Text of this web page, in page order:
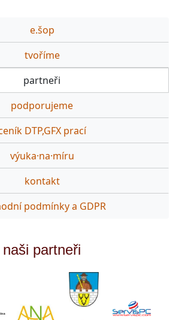
e.šop
tvoříme
partneři
podporujeme
DTP,GFX prací
výuka·na·míru
kontakt
podmínky a GDPR
naši partneři